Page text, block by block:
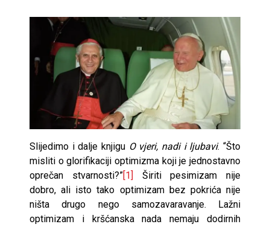
Slijedimo i dalje knjigu O vjeri, nadi i ljubavi. “Što
misliti o glorifikaciji optimizma koji je jednostavno
oprečan stvarnosti?”[1]
Širiti pesimizam nije
dobro, ali isto tako optimizam bez pokrića nije
ništa drugo nego samozavaravanje. Lažni
optimizam i kršćanska nada nemaju dodirnih